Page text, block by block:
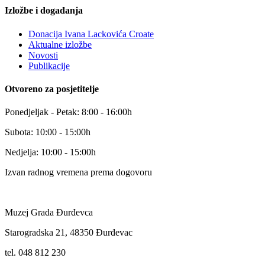
Izložbe i događanja
Donacija Ivana Lackovića Croate
Aktualne izložbe
Novosti
Publikacije
Otvoreno za posjetitelje
Ponedjeljak - Petak: 8:00 - 16:00h
Subota: 10:00 - 15:00h
Nedjelja: 10:00 - 15:00h
Izvan radnog vremena prema dogovoru
Muzej Grada Đurđevca
Starogradska 21, 48350 Đurđevac
tel. 048 812 230